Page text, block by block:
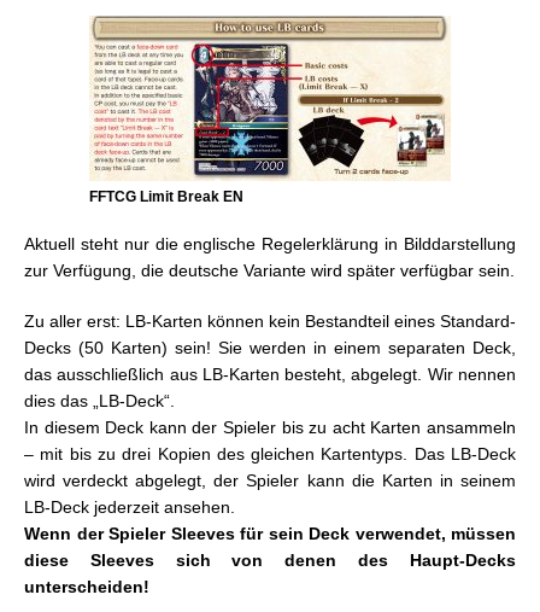
(XVI) & Barnabas (XVI)
FFTCG Limit Break EN
Aktuell steht nur die englische Regelerklärung in Bilddarstellung
zur Verfügung, die deutsche Variante wird später verfügbar sein.
Zu aller erst: LB-Karten können kein Bestandteil eines Standard-
Decks (50 Karten) sein! Sie werden in einem separaten Deck,
das ausschließlich aus LB-Karten besteht, abgelegt. Wir nennen
dies das „LB-Deck“.
In diesem Deck kann der Spieler bis zu acht Karten ansammeln
– mit bis zu drei Kopien des gleichen Kartentyps. Das LB-Deck
wird verdeckt abgelegt, der Spieler kann die Karten in seinem
LB-Deck jederzeit ansehen.
Wenn der Spieler Sleeves für sein Deck verwendet, müssen
diese Sleeves sich von denen des Haupt-Decks
unterscheiden!